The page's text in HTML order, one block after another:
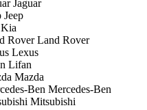
Jaguar
Jeep
Kia
Land Rover
Lexus
Lifan
Mazda
Mercedes-Ben
Mitsubishi